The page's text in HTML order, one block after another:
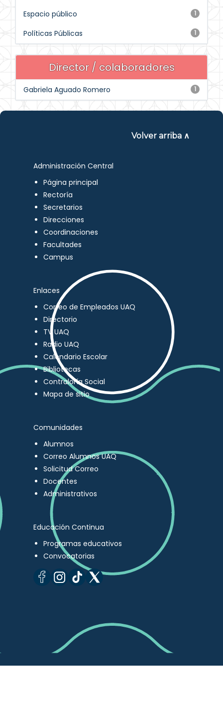
1
Espacio público
1
Políticas Públicas
Director / colaboradores
1
Gabriela Aguado Romero
Volver arriba ∧
Administración Central
Página principal
Rectoría
Secretarios
Direcciones
Coordinaciones
Facultades
Campus
Enlaces
Correo de Empleados UAQ
Directorio
TV UAQ
Radio UAQ
Calendario Escolar
Bibliotecas
Contraloría Social
Mapa de sitio
Comunidades
Alumnos
Correo Alumnos UAQ
Solicitud Correo
Docentes
Administrativos
Educación Continua
Programas educativos
Convocatorias